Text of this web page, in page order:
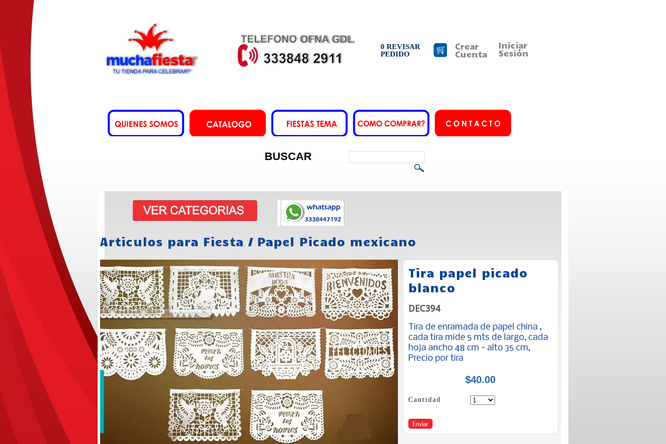
0 REVISAR
PEDIDO
Iniciar
Sesión
Crear
Cuenta
BUSCAR
Articulos para Fiesta / Papel Picado mexicano
Tira papel picado
blanco
DEC394
Tira de enramada de papel china ,
cada tira mide 5 mts de largo, cada
hoja ancho 48 cm - alto 35 cm,
Precio por tira
$40.00
Cantidad